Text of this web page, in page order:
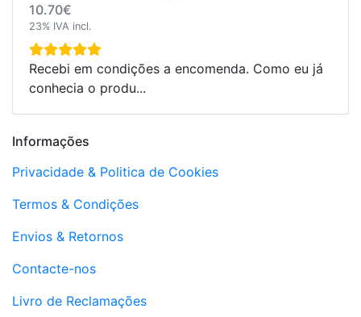
10.70€
23% IVA incl.
Recebi em condições a encomenda. Como eu já
conhecia o produ...
Informações
Privacidade & Politica de Cookies
Termos & Condições
Envios & Retornos
Contacte-nos
Livro de Reclamações